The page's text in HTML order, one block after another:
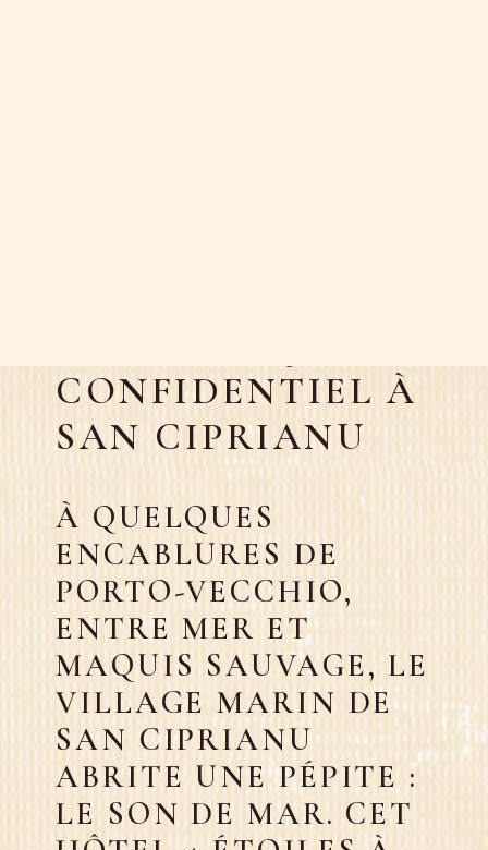
CONFIDENTIEL À
SAN CIPRIANU
À QUELQUES
ENCABLURES DE
PORTO-VECCHIO,
ENTRE MER ET
MAQUIS SAUVAGE, LE
VILLAGE MARIN DE
SAN CIPRIANU
ABRITE UNE PÉPITE :
LE SON DE MAR. CET